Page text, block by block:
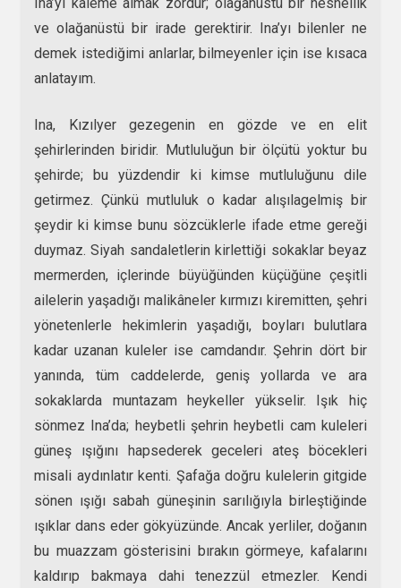
ve olağanüstü bir irade gerektirir. Ina’yı bilenler ne
demek istediğimi anlarlar, bilmeyenler için ise kısaca
anlatayım.
Ina, Kızılyer gezegenin en gözde ve en elit
şehirlerinden biridir. Mutluluğun bir ölçütü yoktur bu
şehirde; bu yüzdendir ki kimse mutluluğunu dile
getirmez. Çünkü mutluluk o kadar alışılagelmiş bir
şeydir ki kimse bunu sözcüklerle ifade etme gereği
duymaz. Siyah sandaletlerin kirlettiği sokaklar beyaz
mermerden, içlerinde büyüğünden küçüğüne çeşitli
ailelerin yaşadığı malikâneler kırmızı kiremitten, şehri
yönetenlerle hekimlerin yaşadığı, boyları bulutlara
kadar uzanan kuleler ise camdandır. Şehrin dört bir
yanında, tüm caddelerde, geniş yollarda ve ara
sokaklarda muntazam heykeller yükselir. Işık hiç
sönmez Ina’da; heybetli şehrin heybetli cam kuleleri
güneş ışığını hapsederek geceleri ateş böcekleri
misali aydınlatır kenti. Şafağa doğru kulelerin gitgide
sönen ışığı sabah güneşinin sarılığıyla birleştiğinde
ışıklar dans eder gökyüzünde. Ancak yerliler, doğanın
bu muazzam gösterisini bırakın görmeye, kafalarını
kaldırıp bakmaya dahi tenezzül etmezler. Kendi